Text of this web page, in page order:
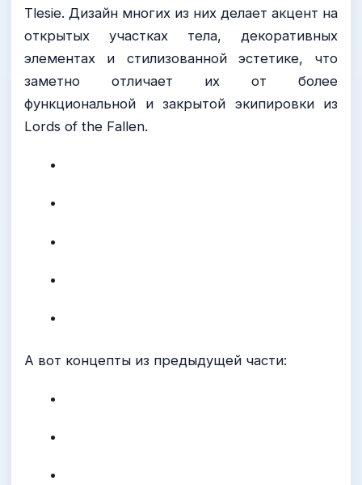
Tlesie. Дизайн многих из них делает акцент на
открытых участках тела, декоративных
элементах и стилизованной эстетике, что
заметно отличает их от более
функциональной и закрытой экипировки из
Lords of the Fallen.
А вот концепты из предыдущей части: